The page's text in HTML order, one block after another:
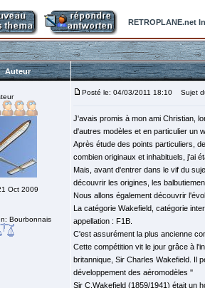
RETROPLANE.net
Auteur
Oct 2009
Bourbonnais
Posté le: 04/03/2011 18:10 Sujet
J'avais promis à mon ami Christian,
d'autres modèles et en particulier un
Après étude des points particuliers,
combien originaux et inhabituels, j'ai
Mais, avant d'entrer dans le vif du
découvrir les origines, les
Nous allons également découvrir
La catégorie Wakefield, catégorie
appellation : F1B.
C'est assurément la plus ancienne
Cette compétition vit le jour grâce à
britannique, Sir Charles Wakefield. Il
développement des aéromodèles ''
Sir C.Wakefield (1859/1941) était un